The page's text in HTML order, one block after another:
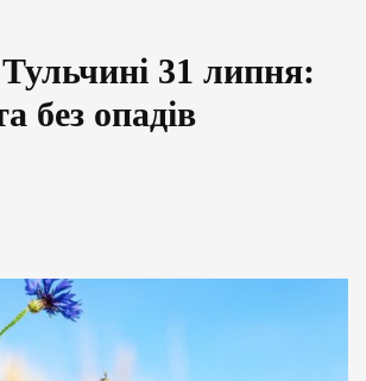
31 липня:
без опадів